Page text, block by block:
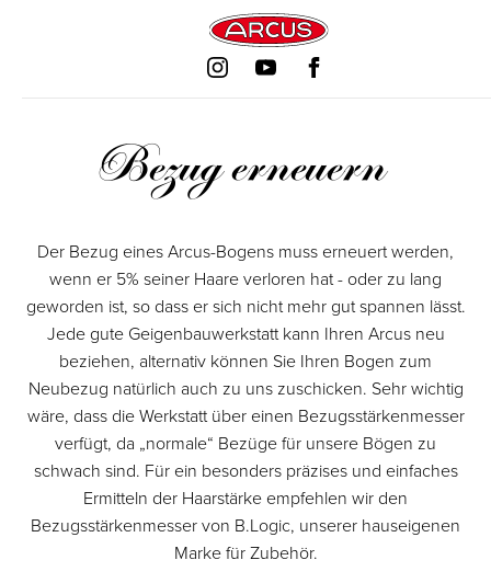
Bezug erneuern
Der Bezug eines Arcus-Bogens muss erneuert werden,
wenn er 5% seiner Haare verloren hat - oder zu lang
geworden ist, so dass er sich nicht mehr gut spannen lässt.
Jede gute Geigenbauwerkstatt kann Ihren Arcus neu
beziehen, alternativ können Sie Ihren Bogen zum
Neubezug natürlich auch zu uns zuschicken. Sehr wichtig
wäre, dass die Werkstatt über einen Bezugsstärkenmesser
verfügt, da „normale“ Bezüge für unsere Bögen zu
schwach sind. Für ein besonders präzises und einfaches
Ermitteln der Haarstärke empfehlen wir den
Bezugsstärkenmesser von B.Logic, unserer hauseigenen
Marke für Zubehör.